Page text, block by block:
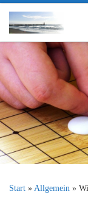
Zum Inhalt
Start » Allgemein »